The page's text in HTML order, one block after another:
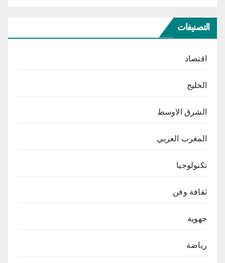
التصنيفات
اقتصاد
الخليج
الشرق الاوسط
المغرب العربي
تكنولوجيا
ثقافة وفن
جهوية
رياضة